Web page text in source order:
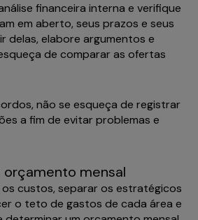
financeira interna e verifique
em aberto, seus prazos e seus
delas, elabore argumentos e
de comparar as ofertas
não se esqueça de registrar
a fim de evitar problemas e
orçamento mensal
custos, separar os estratégicos
o teto de gastos de cada área e